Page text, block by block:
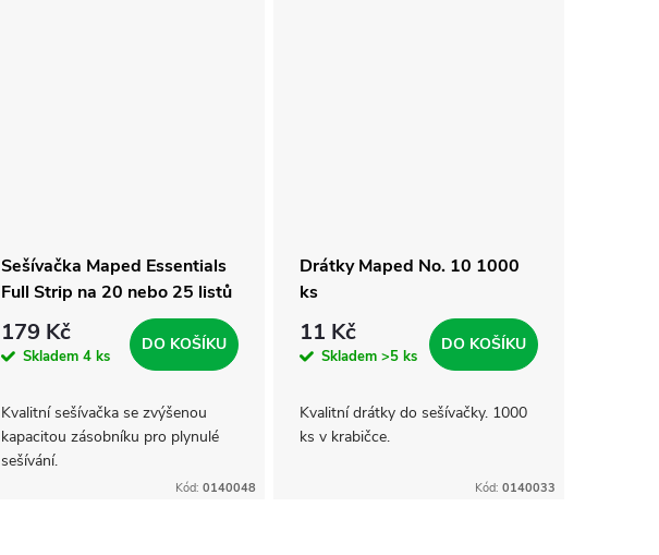
Sešívačka Maped Essentials
Full Strip na 20 nebo 25 listů
179 Kč
Skladem 4 ks
DO KOŠÍKU
Kvalitní sešívačka se zvýšenou
kapacitou zásobníku pro plynulé
sešívání.
Kód:0140048
Drátky Maped No. 10 1000
ks
11 Kč
Skladem>5 ks
DO KOŠÍKU
Kvalitní drátky do sešívačky. 1000
ks v krabičce.
Kód: 0140033